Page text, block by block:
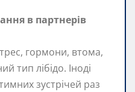
в партнерів
гормони, втома,
тип лібідо. Іноді
зустрічей раз